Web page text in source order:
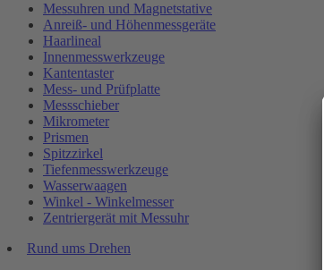
Messuhren und Magnetstative
Anreiß- und Höhenmessgeräte
Haarlineal
Innenmesswerkzeuge
Kantentaster
Mess- und Prüfplatte
Messschieber
Mikrometer
Prismen
Spitzzirkel
Tiefenmesswerkzeuge
Wasserwaagen
Winkel - Winkelmesser
Zentriergerät mit Messuhr
Rund ums Drehen